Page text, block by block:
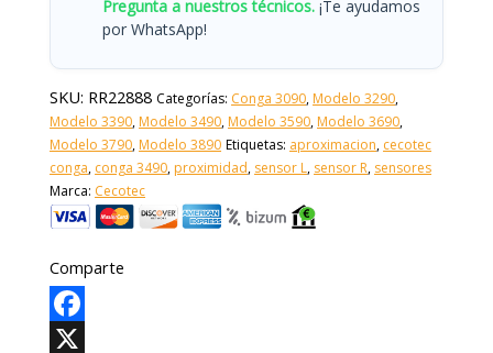
Pregunta a nuestros técnicos. ¡Te ayudamos
por WhatsApp!
SKU: RR22888 Categorías: Conga 3090, Modelo 3290,
Modelo 3390, Modelo 3490, Modelo 3590, Modelo 3690,
Modelo 3790, Modelo 3890 Etiquetas: aproximacion, cecotec
conga, conga 3490, proximidad, sensor L, sensor R, sensores
Marca: Cecotec
Comparte
Facebook